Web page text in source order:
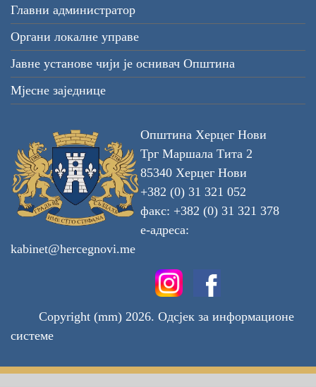
Главни администратор
Органи локалне управе
Јавне установе чији је оснивач Општина
Мјесне заједнице
Општина Херцег Нови
Трг Маршала Тита 2
85340 Херцег Нови
+382 (0) 31 321 052
факс: +382 (0) 31 321 378
е-адреса:
kabinet@hercegnovi.me
Copyright (mm) 2026. Одсјек за информационе
системе